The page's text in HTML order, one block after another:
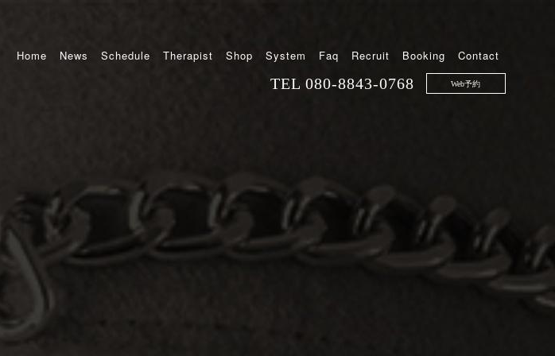
Home News Schedule Therapist Shop System Faq Recruit Booking Contact
TEL 080-8843-0768 Web予約